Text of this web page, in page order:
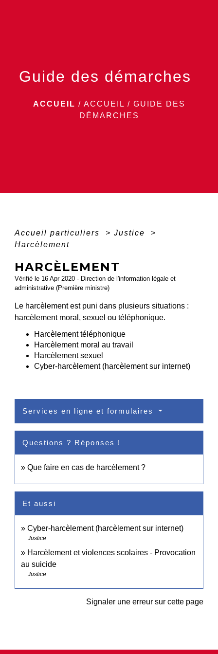
Guide des démarches
ACCUEIL / ACCUEIL / GUIDE DES
DÉMARCHES
Accueil particuliers > Justice
>
Harcèlement
HARCÈLEMENT
Vérifié le 16 Apr 2020 - Direction de l'information légale et
administrative (Première ministre)
Le harcèlement est puni dans plusieurs situations :
harcèlement moral, sexuel ou téléphonique.
Harcèlement téléphonique
Harcèlement moral au travail
Harcèlement sexuel
Cyber-harcèlement (harcèlement sur internet)
Services en ligne et formulaires
Questions ? Réponses !
Que faire en cas de harcèlement ?
Et aussi
Cyber-harcèlement (harcèlement sur internet)
Justice
Harcèlement et violences scolaires - Provocation
au suicide
Justice
Signaler une erreur sur cette page